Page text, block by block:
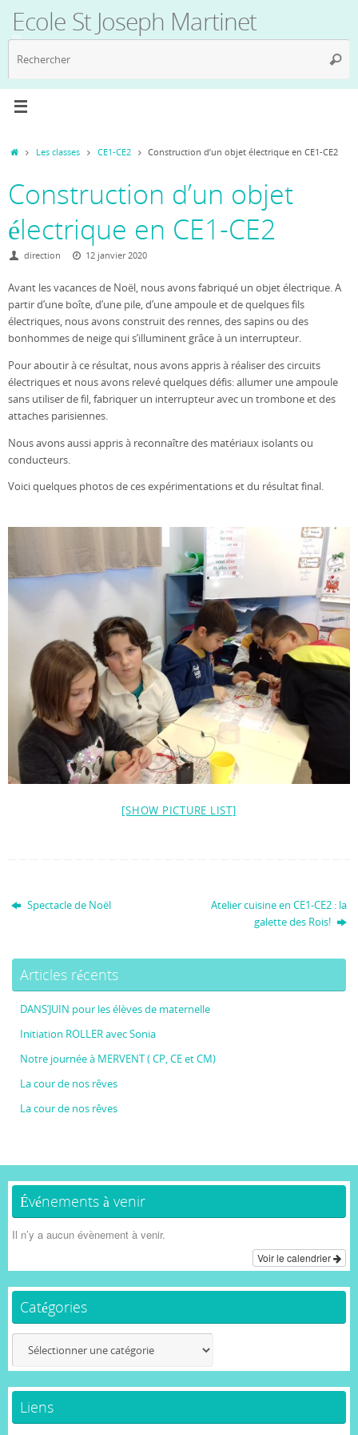
contenu
Ecole St Joseph Martinet
AccueilLes classes CE1-CE2 Construction d’un objet électrique en CE1-CE2
Construction d’un objet
électrique en CE1-CE2
direction 12 janvier 2020
Avant les vacances de Noël, nous avons fabriqué un objet électrique. A
partir d’une boîte, d’une pile, d’une ampoule et de quelques fils
électriques, nous avons construit des rennes, des sapins ou des
bonhommes de neige qui s’illuminent grâce à un interrupteur.
Pour aboutir à ce résultat, nous avons appris à réaliser des circuits
électriques et nous avons relevé quelques défis: allumer une ampoule
sans utiliser de fil, fabriquer un interrupteur avec un trombone et des
attaches parisiennes.
Nous avons aussi appris à reconnaître des matériaux isolants ou
conducteurs.
Voici quelques photos de ces expérimentations et du résultat final.
[SHOW PICTURE LIST]
Spectacle de Noël
Atelier cuisine en CE1-CE2 : la
galette des Rois!
Articles récents
DANS’JUIN pour les élèves de maternelle
Initiation ROLLER avec Sonia
Notre journée à MERVENT ( CP, CE et CM)
La cour de nos rêves
La cour de nos rêves
Événements à venir
Il n’y a aucun évènement à venir.
Voir le calendrier
Catégories
Liens